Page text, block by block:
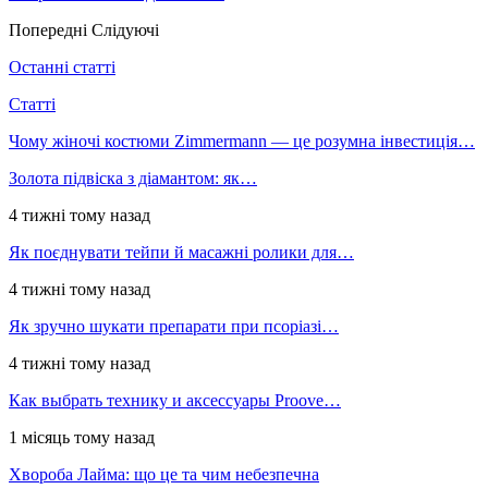
Попередні Слідуючі
Останні статті
Статті
Чому жіночі костюми Zimmermann — це розумна інвестиція…
Золота підвіска з діамантом: як…
4 тижні тому назад
Як поєднувати тейпи й масажні ролики для…
4 тижні тому назад
Як зручно шукати препарати при псоріазі…
4 тижні тому назад
Как выбрать технику и аксессуары Proove…
1 місяць тому назад
Хвороба Лайма: що це та чим небезпечна